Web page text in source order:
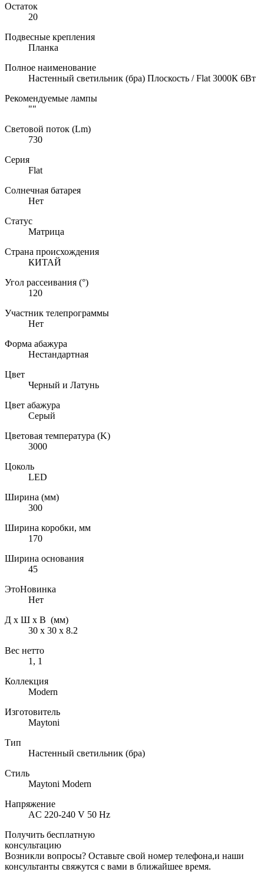
Остаток
20
Подвесные крепления
Планка
Полное наименование
Настенный светильник (бра) Плоскость / Flat 3000К 6Вт
Рекомендуемые лампы
""
Световой поток (Lm)
730
Серия
Flat
Солнечная батарея
Нет
Статус
Матрица
Страна происхождения
КИТАЙ
Угол рассеивания (°)
120
Участник телепрограммы
Нет
Форма абажура
Нестандартная
Цвет
Черный и Латунь
Цвет абажура
Серый
Цветовая температура (K)
3000
Цоколь
LED
Ширина (мм)
300
Ширина коробки, мм
170
Ширина основания
45
ЭтоНовинка
Нет
Д х Ш х В (мм)
30 х 30 х 8.2
Вес нетто
1, 1
Коллекция
Modern
Изготовитель
Maytoni
Тип
Настенный светильник (бра)
Стиль
Maytoni Modern
Напряжение
AC 220-240 V 50 Hz
Получить бесплатную
консультацию
Возникли вопросы? Оставьте свой номер телефона,и наши
консультанты свяжутся с вами в ближайшее время.